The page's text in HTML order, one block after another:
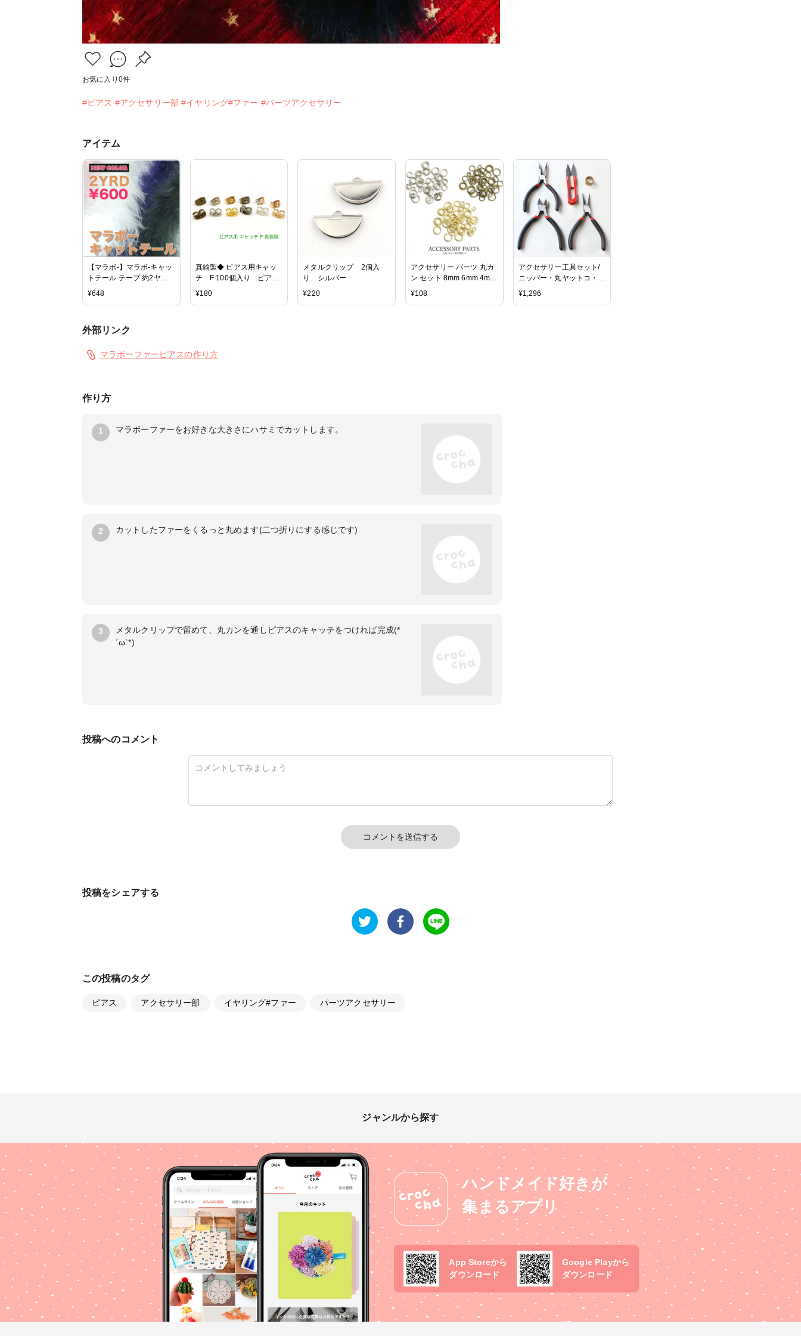
お気に入り 0件
#ピアス #アクセサリー部 #イヤリング#ファー #パーツアクセサリー
アイテム
【マラボ-】マラボ-キャッ
トテール テープ 約2ヤー
ド 600 14色 (チャーム フ
ァーチャーム おしゃれ マ
ーン マラボーファー
¥648
真鍮製◆ ピアス用キャッ
チ F 100個入り ピアス
パーツ 留め金具 使いや
¥180
メタルクリップ 2個入
り シルバー
¥220
アクセサリー パーツ 丸カ
ン セット 8mm 6mm 4mm
約50個 BLAZE ゴールド
¥108
アクセサリー工具セット/
ニッパー・丸ヤットコ・平
ヤットコ・丸カンリング・
裁縫ハサミ
¥1,296
外部リンク
マラボーファーピアスの作り方
作り方
1 マラボーファーをお好きな大きさにハサミでカットします。
2 カットしたファーをくるっと丸めます(二つ折りにする感じです)
3
メタルクリップで留めて、丸カンを通しピアスのキャッチをつければ完成(*
´ω`*)
投稿へのコメント
コメントを送信する
投稿をシェアする
この投稿のタグ
ピアス アクセサリー部 イヤリング#ファー パーツアクセサリー
ジャンルから探す
ハンドメイド好きが
集まるアプリ
App Storeから
ダウンロード
Google Playから
ダウンロード